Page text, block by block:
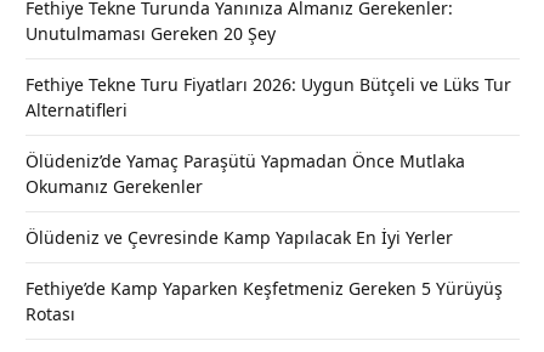
Fethiye Tekne Turunda Yanınıza Almanız Gerekenler:
Unutulmaması Gereken 20 Şey
Fethiye Tekne Turu Fiyatları 2026: Uygun Bütçeli ve Lüks Tur
Alternatifleri
Ölüdeniz’de Yamaç Paraşütü Yapmadan Önce Mutlaka
Okumanız Gerekenler
Ölüdeniz ve Çevresinde Kamp Yapılacak En İyi Yerler
Fethiye’de Kamp Yaparken Keşfetmeniz Gereken 5 Yürüyüş
Rotası